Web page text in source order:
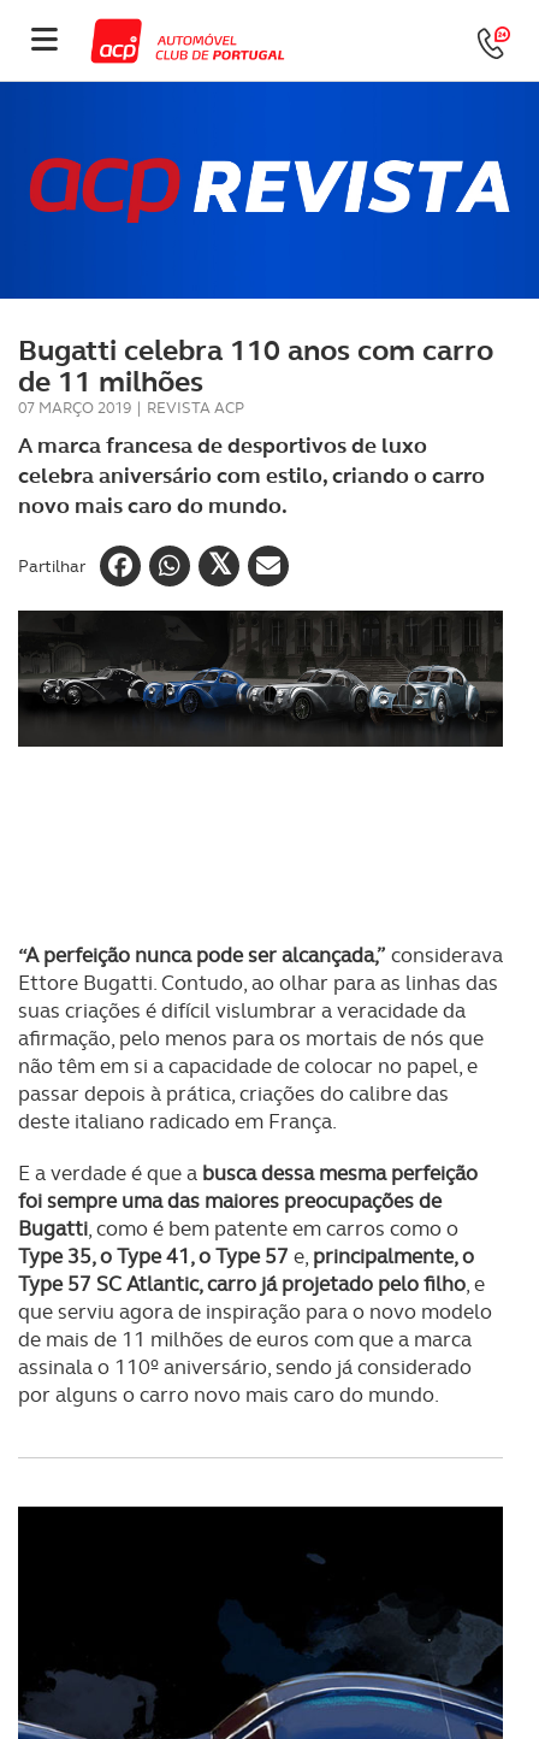
Bugatti celebra 110 anos com carro
de 11 milhões
07 MARÇO 2019 | REVISTA ACP
A marca francesa de desportivos de luxo
celebra aniversário com estilo, criando o carro
novo mais caro do mundo.
Partilhar
“A perfeição nunca pode ser alcançada,” considerava
Ettore Bugatti. Contudo, ao olhar para as linhas das
suas criações é difícil vislumbrar a veracidade da
afirmação, pelo menos para os mortais de nós que
não têm em si a capacidade de colocar no papel, e
passar depois à prática, criações do calibre das
deste italiano radicado em França.
E a verdade é que a busca dessa mesma perfeição
foi sempre uma das maiores preocupações de
Bugatti, como é bem patente em carros como o
Type 35, o Type 41, o Type 57 e, principalmente, o
Type 57 SC Atlantic, carro já projetado pelo filho, e
que serviu agora de inspiração para o novo modelo
de mais de 11 milhões de euros com que a marca
assinala o 110º aniversário, sendo já considerado
por alguns o carro novo mais caro do mundo.